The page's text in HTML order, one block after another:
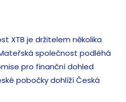
XTB je držitelem několika
společnost podléhá
pro finanční dohled
pobočky dohlíží Česká